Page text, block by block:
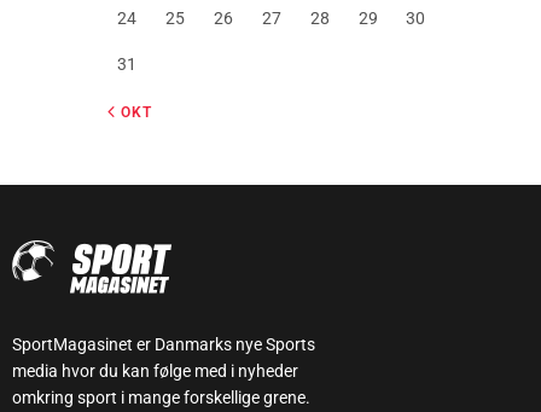
24 25 26 27 28 29 30
31
« OKT
SportMagasinet er Danmarks nye Sports
media hvor du kan følge med i nyheder
omkring sport i mange forskellige grene.